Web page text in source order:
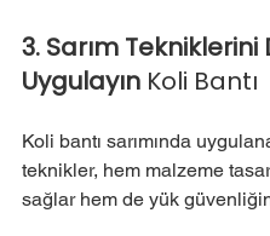
3. Sarım Tekniklerini
Uygulayın Koli Bantı
Koli bantı sarımında
teknikler, hem malzeme
sağlar hem de yük